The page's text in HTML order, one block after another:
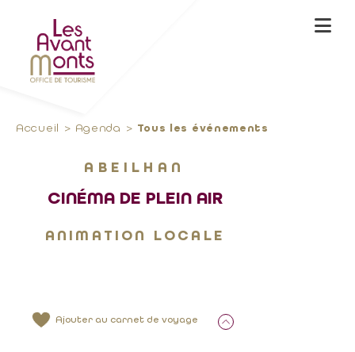
Accueil Agenda Tous les événements
ABEILHAN
CINÉMA DE PLEIN AIR
ANIMATION LOCALE
Ajouter au carnet de voyage